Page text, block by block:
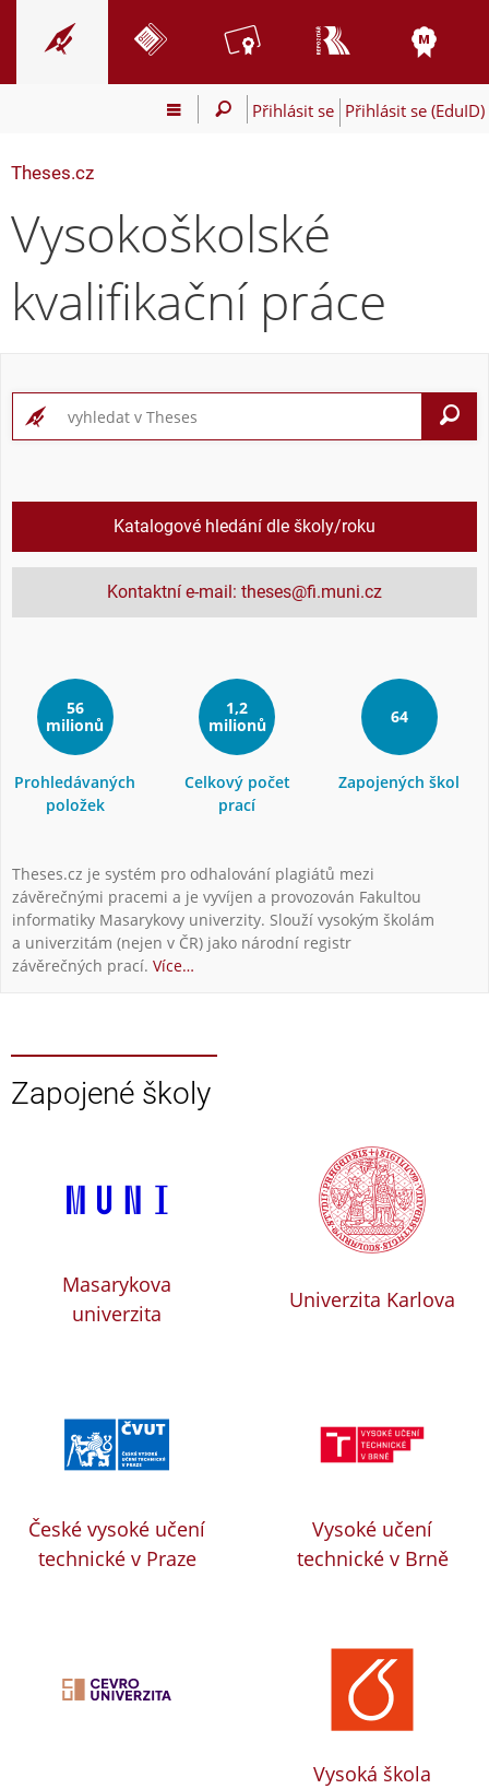
Přihlásit se Přihlásit se (EduID)
Theses.cz
Vysokoškolské
kvalifikační práce
Katalogové hledání dle školy/roku
Kontaktní e-mail: theses@fi.muni.cz
56
milionů
Prohledávaných
položek
1,2
milionů
Celkový počet
prací
64
Zapojených škol
Theses.cz je systém pro odhalování plagiátů mezi
závěrečnými pracemi a je vyvíjen a provozován Fakultou
informatiky Masarykovy univerzity. Slouží vysokým školám
a univerzitám (nejen v ČR) jako národní registr
závěrečných prací. Více…
Zapojené školy
Masarykova
univerzita
Univerzita Karlova
České vysoké učení
technické v Praze
Vysoké učení
technické v Brně
Vysoká škola